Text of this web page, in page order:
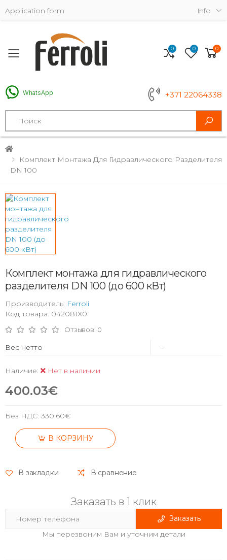
Application form Info
Toggle mobile menu
WhatsApp +371 22064338
Search
0 0 0
Комплект Монтажа Для Гидравлического Разделителя
DN 100
Комплект монтажа для гидравлического
разделителя DN 100 (до 600 кВт)
Производитель: Ferroli
Код товара: 042081X0
Отзывов: 0
Вес нетто -
Наличие: Нет в наличии
400.03€
Без НДС: 330.60€
В КОРЗИНУ
В закладки В сравнение
Заказать в 1 клик
Заказать
Мы перезвоним Вам и уточним детали